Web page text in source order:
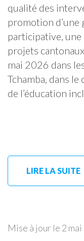
qualité des
promotion d’une
participative,
projets
mai 2026 dans
Tchamba, dans
de l’éducation
LIRE LA SUITE
Mise à jour le 2